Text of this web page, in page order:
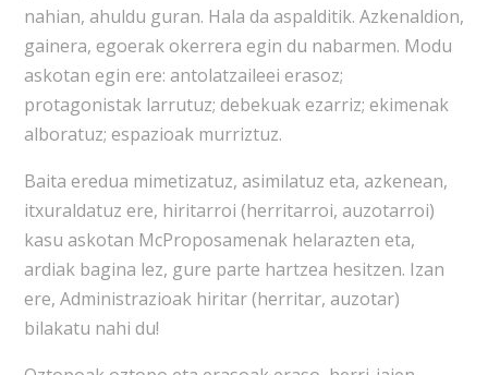
nahian, ahuldu guran. Hala da aspalditik. Azkenaldion,
gainera, egoerak okerrera egin du nabarmen. Modu
askotan egin ere: antolatzaileei erasoz;
protagonistak larrutuz; debekuak ezarriz; ekimenak
alboratuz; espazioak murriztuz.
Baita eredua mimetizatuz, asimilatuz eta, azkenean,
itxuraldatuz ere, hiritarroi (herritarroi, auzotarroi)
kasu askotan McProposamenak helarazten eta,
ardiak bagina lez, gure parte hartzea hesitzen. Izan
ere, Administrazioak hiritar (herritar, auzotar)
bilakatu nahi du!